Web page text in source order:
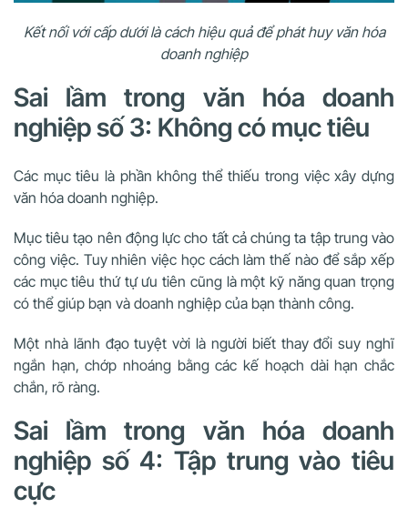
Kết nối với cấp dưới là cách hiệu quả để phát huy văn hóa
doanh nghiệp
Sai lầm trong văn hóa doanh
nghiệp số 3: Không có mục tiêu
Các mục tiêu là phần không thể thiếu trong việc xây dựng
văn hóa doanh nghiệp.
Mục tiêu tạo nên động lực cho tất cả chúng ta tập trung vào
công việc. Tuy nhiên việc học cách làm thế nào để sắp xếp
các mục tiêu thứ tự ưu tiên cũng là một kỹ năng quan trọng
có thể giúp bạn và doanh nghiệp của bạn thành công.
Một nhà lãnh đạo tuyệt vời là người biết thay đổi suy nghĩ
ngắn hạn, chớp nhoáng bằng các kế hoạch dài hạn chắc
chắn, rõ ràng.
Sai lầm trong văn hóa doanh
nghiệp số 4: Tập trung vào tiêu
cực